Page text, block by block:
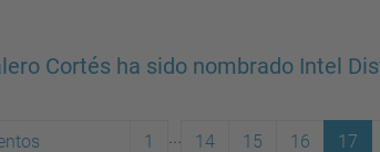
Cortés ha sido nombrado Intel
1 14 15 16 17